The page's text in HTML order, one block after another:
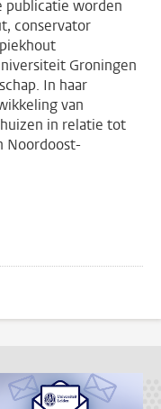
publicatie worden
conservator
Groningen
In haar
van
in relatie tot
Noordoost-